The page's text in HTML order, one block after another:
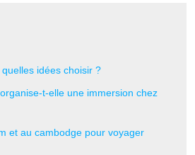
idées choisir ?
t-elle une immersion chez
et au cambodge pour voyager